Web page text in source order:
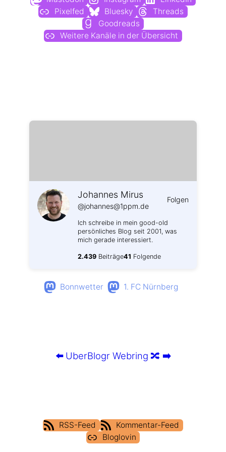
Pixelfed
Bluesky
Threads
Goodreads
Weitere Kanäle in der Übersicht
Johannes Mirus
@johannes@1ppm.de
Folgen
Ich schreibe in mein good-old
persönliches Blog seit 2001, was
mich gerade interessiert.
2.439 Beiträge41 Folgende
Bonnwetter 1. FC Nürnberg
⬅️ UberBlogr Webring 🔀 ➡️
RSS-Feed
Kommentar-Feed
Bloglovin